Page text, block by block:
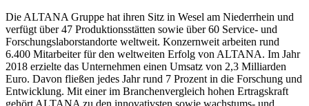
Die ALTANA Gruppe hat ihren Sitz in Wesel am Niederrhein und
verfügt über 47 Produktionsstätten sowie über 60 Service- und
Forschungslaborstandorte weltweit. Konzernweit arbeiten rund
6.400 Mitarbeiter für den weltweiten Erfolg von ALTANA. Im Jahr
2018 erzielte das Unternehmen einen Umsatz von 2,3 Milliarden
Euro. Davon fließen jedes Jahr rund 7 Prozent in die Forschung und
Entwicklung. Mit einer im Branchenvergleich hohen Ertragskraft
gehört ALTANA zu den innovativsten sowie wachstums- und